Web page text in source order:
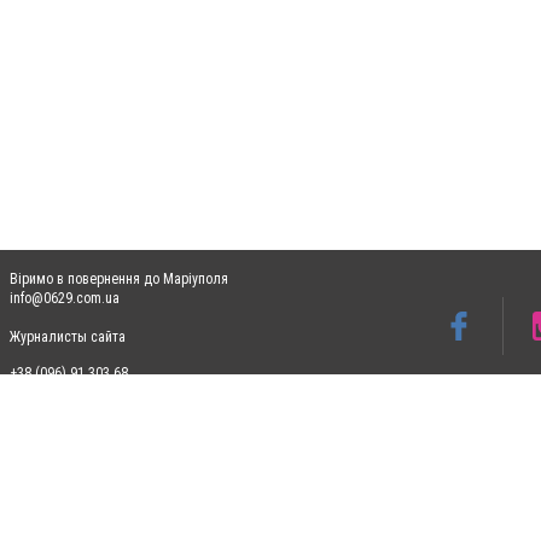
Віримо в повернення до Маріуполя
info@0629.com.ua
Журналисты сайта
+38 (096) 91 303 68